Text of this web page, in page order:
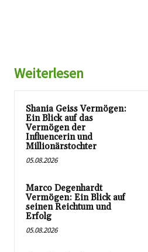
Weiterlesen
Shania Geiss Vermögen:
Ein Blick auf das
Vermögen der
Influencerin und
Millionärstochter
05.08.2026
Marco Degenhardt
Vermögen: Ein Blick auf
seinen Reichtum und
Erfolg
05.08.2026